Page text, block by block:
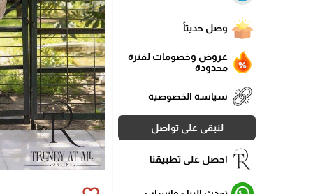
وصل حديثاً
عروض وخصومات لفترة
محدودة
سياسة الخصوصية
لنبقى على تواصل
احصل على تطبيقنا